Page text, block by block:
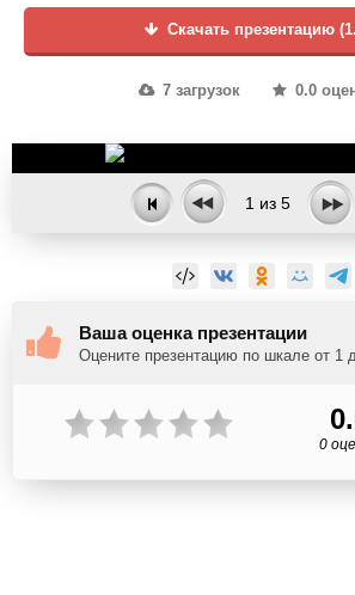
Скачать презентацию
7 загрузок 0.0
1 из 5
Ваша оценка презентации
Оцените презентацию по шкале от 1
0